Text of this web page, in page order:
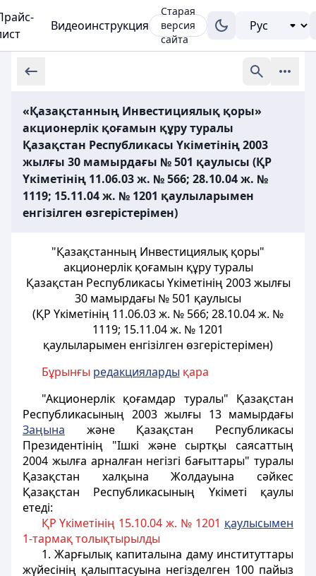
Видеоинструкция
Старая
версия
сайта
«Қазақстанның Инвестициялық қоры»
акционерлік қоғамын құру туралы
Қазақстан Республикасы Үкіметінің 2003
жылғы 30 мамырдағы № 501 қаулысы (ҚР
Үкіметінің 11.06.03 ж. № 566; 28.10.04 ж. №
1119; 15.11.04 ж. № 1201 қаулыларымен
енгізілген өзгерістерімен)
"Қазақстанның Инвестициялық қоры"
акционерлік қоғамын құру туралы
Қазақстан Республикасы Үкіметінің 2003 жылғы
30 мамырдағы № 501 қаулысы
(ҚР Үкіметінің 11.06.03 ж. № 566; 28.10.04 ж. №
1119; 15.11.04 ж. № 1201
қаулыларымен енгізілген өзгерістерімен)
Бұрынғы редакцияларды қара
"Акционерлік қоғамдар туралы" Қазақстан
Республикасының 2003 жылғы 13 мамырдағы
Заңына және Қазақстан Республикасы
Президентінің "Iшкi және сыртқы саясаттың
2004 жылға арналған негiзгi бағыттары" туралы
Қазақстан халқына Жолдауына сәйкес
Қазақстан Республикасының Үкіметі қаулы
етеді:
ҚР Үкіметінің 15.10.04 ж. № 1201 қаулысымен
1-тармақ толықтырылды
1. Жарғылық капиталына даму институттары
жүйесiнiң қалыптасуына негізделген 100 пайыз